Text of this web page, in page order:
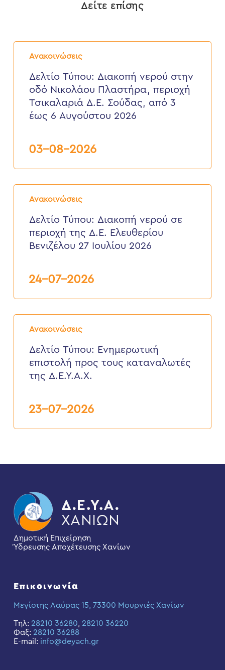
Δείτε επίσης
Ανακοινώσεις
Δελτίο
Τύπου:
νερού
στην
Νικολάου
Πλαστήρα,
περιοχή
Σούδας,
έως
2026
Δελτίο Τύπου: Διακοπή νερού στην
οδό Νικολάου Πλαστήρα, περιοχή
Τσικαλαριά Δ.Ε. Σούδας, από 3
έως 6 Αυγούστου 2026
03-08-2026
Ανακοινώσεις
Δελτίο
Τύπου:
νερού
περιοχή
2026
Δελτίο Τύπου: Διακοπή νερού σε
περιοχή της Δ.Ε. Ελευθερίου
Βενιζέλου 27 Ιουλίου 2026
24-07-2026
Ανακοινώσεις
Δελτίο
Τύπου:
επιστολή
προς
τους
καταναλωτές
Δελτίο Τύπου: Eνημερωτική
επιστολή προς τους καταναλωτές
της Δ.Ε.Υ.Α.Χ.
23-07-2026
Δημοτική Επιχείρηση
Ύδρευσης Αποχέτευσης Χανίων
Επικοινωνία
Μεγίστης Λαύρας 15, 73300 Μουρνιές Χανίων
Τηλ: 28210 36280, 28210 36220
Φαξ: 28210 36288
E-mail: info@deyach.gr